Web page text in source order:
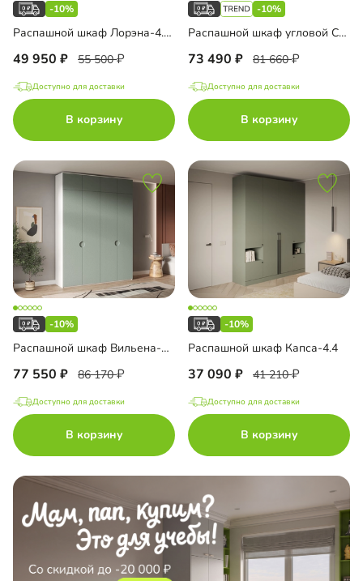
-10%
Распашной шкаф Лорэна-4.1 Премиум Эко
49 950 55 500
Доступно для доставки
В корзину
-10%
Распашной шкаф угловой Санторини-400 Лайф
73 490 81 660
Доступно для доставки
В корзину
-10%
Распашной шкаф Вильена-4 с антресолью
77 550 86 170
Доступно для доставки
В корзину
-10%
Распашной шкаф Капса-4.4
37 090 41 210
Доступно для доставки
В корзину